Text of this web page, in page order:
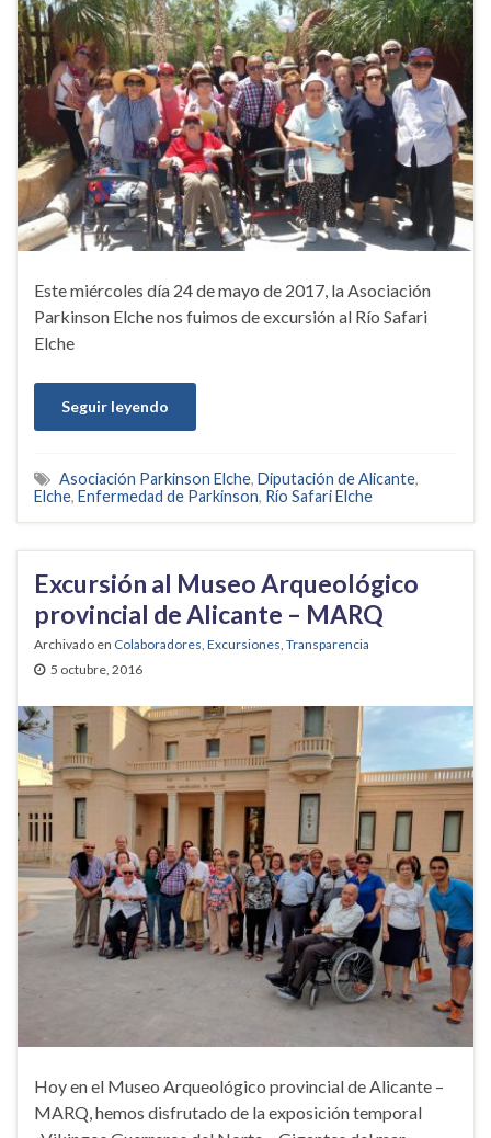
Este miércoles día 24 de mayo de 2017, la Asociación
Parkinson Elche nos fuimos de excursión al Río Safari
Elche
Seguir leyendo
Asociación Parkinson Elche, Diputación de Alicante,
Elche, Enfermedad de Parkinson, Río Safari Elche
Excursión al Museo Arqueológico
provincial de Alicante – MARQ
Archivado en Colaboradores, Excursiones, Transparencia
5 octubre, 2016
Hoy en el Museo Arqueológico provincial de Alicante –
MARQ, hemos disfrutado de la exposición temporal